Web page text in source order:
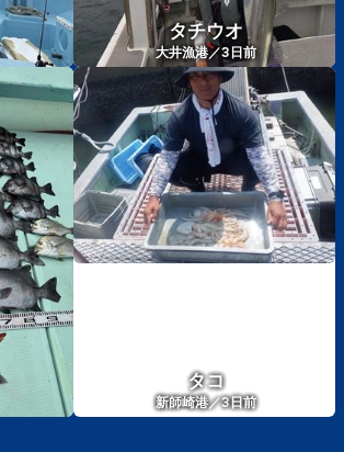
タチウオ
大井漁港／3 日前
タコ
新師崎港／3日前